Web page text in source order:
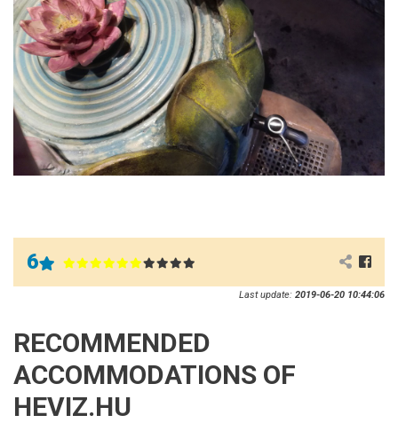
6
Last update: 2019-06-20 10:44:06
RECOMMENDED
ACCOMMODATIONS OF
HEVIZ.HU